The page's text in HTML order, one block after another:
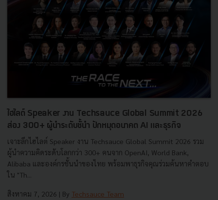
ไฮไลต์ Speaker งาน Techsauce Global Summit 2026
ส่อง 300+ ผู้นำระดับชั้นำ ปักหมุดอนาคต AI และธุรกิจ
เจาะลึกไฮไลต์ Speaker งาน Techsauce Global Summit 2026 รวม
ผู้นำความคิดระดับโลกกว่า 300+ คนจาก OpenAI, World Bank,
Alibaba และองค์กรชั้นนำของไทย พร้อมพาธุรกิจคุณร่วมค้นหาคำตอบ
ใน "Th...
สิงหาคม 7, 2026 | By Techsauce Team